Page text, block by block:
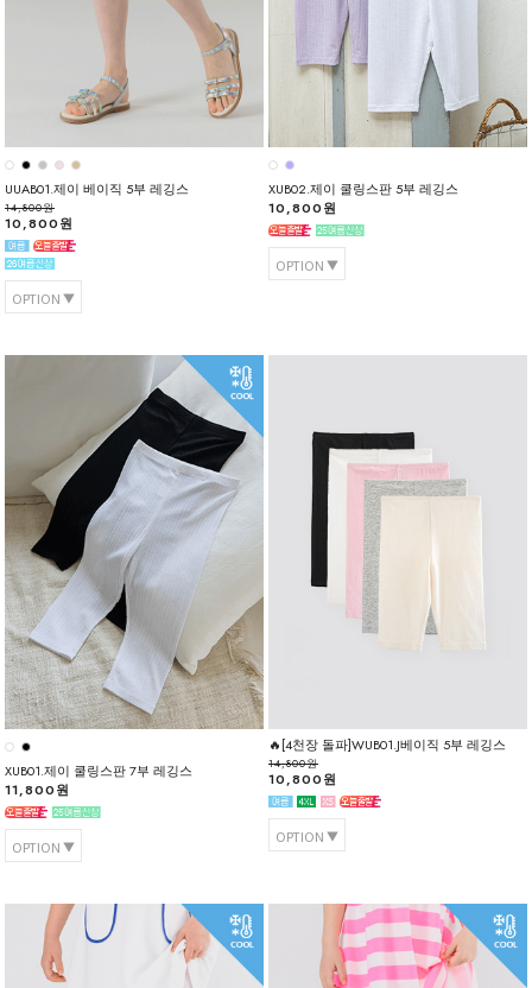
UUAB01.제이 베이직 5부 레깅스
14,800원
10,800원
OPTION
XUB02.제이 쿨링스판 5부 레깅스
10,800원
OPTION
XUB01.제이 쿨링스판 7부 레깅스
11,800원
OPTION
🔥[4천장 돌파]WUB01.J베이직 5부 레깅스
14,800원
10,800원
OPTION